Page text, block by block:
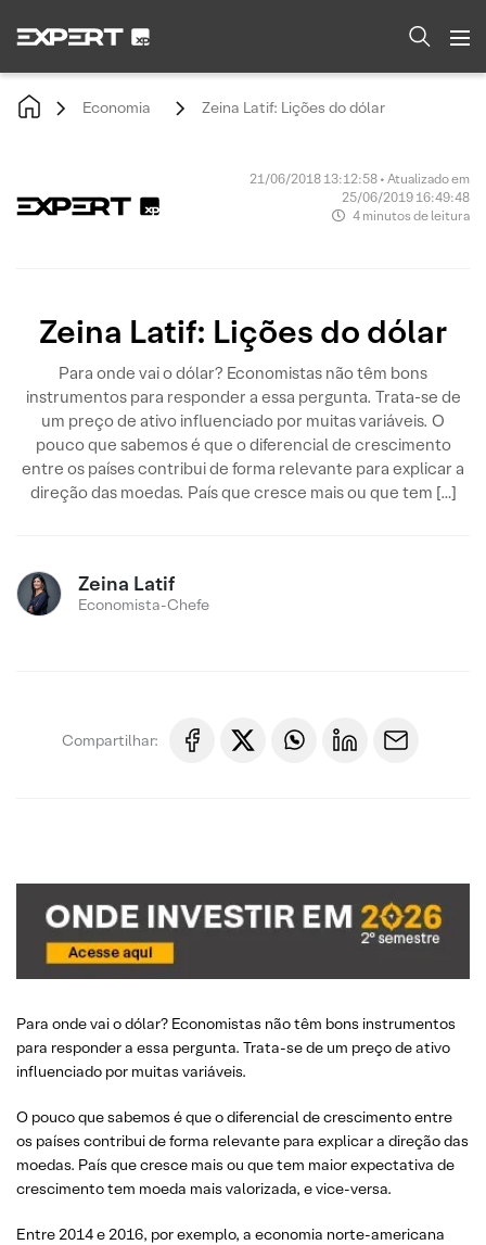
Economia Zeina Latif: Lições do dólar
21/06/2018 13:12:58 • Atualizado em
25/06/2019 16:49:48
4 minutos de leitura
Zeina Latif: Lições do dólar
Para onde vai o dólar? Economistas não têm bons
instrumentos para responder a essa pergunta. Trata-se de
um preço de ativo influenciado por muitas variáveis. O
pouco que sabemos é que o diferencial de crescimento
entre os países contribui de forma relevante para explicar a
direção das moedas. País que cresce mais ou que tem […]
Zeina Latif
Economista-Chefe
Compartilhar:
Para onde vai o dólar? Economistas não têm bons instrumentos
para responder a essa pergunta. Trata-se de um preço de ativo
influenciado por muitas variáveis.
O pouco que sabemos é que o diferencial de crescimento entre
os países contribui de forma relevante para explicar a direção das
moedas. País que cresce mais ou que tem maior expectativa de
crescimento tem moeda mais valorizada, e vice-versa.
Entre 2014 e 2016, por exemplo, a economia norte-americana